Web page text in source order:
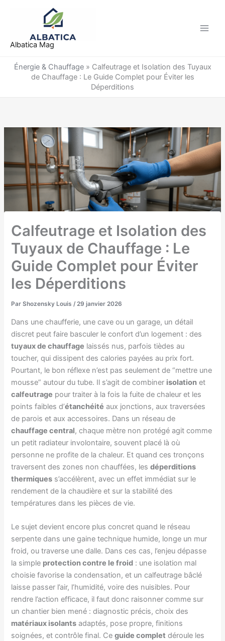
Albatica Mag
Énergie & Chauffage» Calfeutrage et Isolation des Tuyaux
de Chauffage : Le Guide Complet pour Éviter les
Déperditions
Calfeutrage et Isolation des
Tuyaux de Chauffage : Le
Guide Complet pour Éviter
les Déperditions
ParShozensky Louis/29 janvier 2026
Dans une chaufferie, une cave ou un garage, un détail
discret peut faire basculer le confort d’un logement : des
tuyaux de chauffage laissés nus, parfois tièdes au
toucher, qui dissipent des calories payées au prix fort.
Pourtant, le bon réflexe n’est pas seulement de “mettre une
mousse” autour du tube. Il s’agit de combiner isolation et
calfeutrage pour traiter à la fois la fuite de chaleur et les
points faibles d’étanchéité aux jonctions, aux traversées
de parois et aux accessoires. Dans un réseau de
chauffage central, chaque mètre non protégé agit comme
un petit radiateur involontaire, souvent placé là où
personne ne profite de la chaleur. Et quand ces tronçons
traversent des zones non chauffées, lesdéperditions
thermiques s’accélèrent, avec un effet immédiat sur le
rendement de la chaudière et sur la stabilité des
températures dans les pièces de vie.
Le sujet devient encore plus concret quand le réseau
serpente dans une gaine technique humide, longe un mur
froid, ou traverse une dalle. Dans ces cas, l’enjeu dépasse
la simple protection contre le froid : une isolation mal
choisie favorise la condensation, et un calfeutrage bâclé
laisse passer l’air, l’humidité, voire des nuisibles. Pour
rendre l’action efficace, il faut donc raisonner comme sur
un chantier bien mené : diagnostic précis, choix des
matériaux isolants adaptés, pose propre, finitions
soignées, et contrôle final. Ceguide complet déroule les